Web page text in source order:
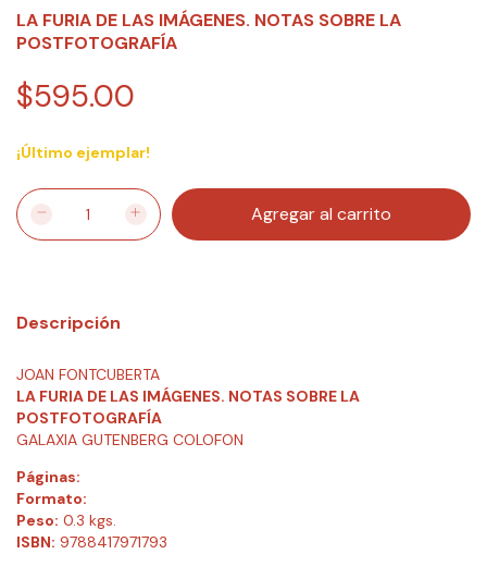
LA FURIA DE LAS IMÁGENES. NOTAS SOBRE LA
POSTFOTOGRAFÍA
$595.00
¡Último ejemplar!
Descripción
JOAN FONTCUBERTA
LA FURIA DE LAS IMÁGENES. NOTAS SOBRE LA
POSTFOTOGRAFÍA
GALAXIA GUTENBERG COLOFON
Páginas:
Formato:
Peso: 0.3 kgs.
ISBN: 9788417971793